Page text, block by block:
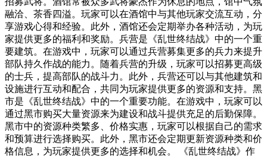
融洽、茶香四溢。玩家可以在酒馆中与其他玩家交流互动，分
享游戏心得和经验。此外，酒馆还会定期举办各种活动，为玩
家提供更多的福利和奖励。兵营是《乱世终结战》中的一个重
要建筑。在游戏中，玩家可以通过兵营募集更多的兵力来提升
部队持久作战的能力。随着兵营的升级，玩家可以招募更高级
的士兵，提高部队的战斗力。此外，兵营还可以与其他建筑和
设施进行互动和配合，共同为玩家提供更多的资源和支持。黑
市是《乱世终结战》中的一个重要功能。在游戏中，玩家可以
通过黑市购买大量资源来为建设和战斗提供充足的后勤保障。
黑市中的资源种类繁多、价格实惠，玩家可以根据自己的需求
和预算进行选择购买。此外，黑市还会定期更新资源种类和价
格信息，为玩家提供更多的选择和机会。 《乱世终结战》作